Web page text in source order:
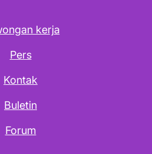
kerja
Pers
Kontak
Buletin
Forum